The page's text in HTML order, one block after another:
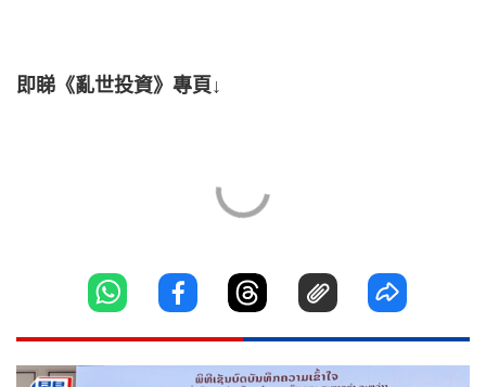
即睇《亂世投資》專頁↓